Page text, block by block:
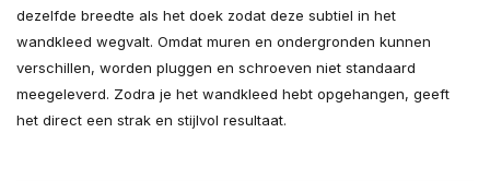
dezelfde breedte als het doek zodat deze subtiel in het
wandkleed wegvalt. Omdat muren en ondergronden kunnen
verschillen, worden pluggen en schroeven niet standaard
meegeleverd. Zodra je het wandkleed hebt opgehangen, geeft
het direct een strak en stijlvol resultaat.